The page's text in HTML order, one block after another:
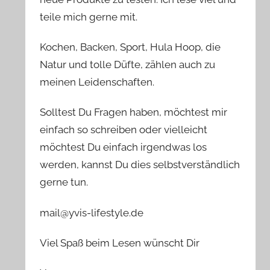
teile mich gerne mit.
Kochen, Backen, Sport, Hula Hoop, die
Natur und tolle Düfte, zählen auch zu
meinen Leidenschaften.
Solltest Du Fragen haben, möchtest mir
einfach so schreiben oder vielleicht
möchtest Du einfach irgendwas los
werden, kannst Du dies selbstverständlich
gerne tun.
mail@yvis-lifestyle.de
Viel Spaß beim Lesen wünscht Dir